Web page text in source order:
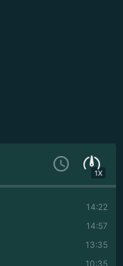
1X
14:22
14:57
13:35
10:35